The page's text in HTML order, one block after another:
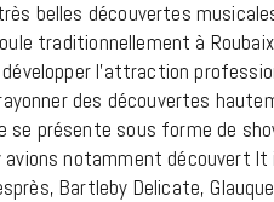
belles découvertes
traditionnellement à
l’attraction
des découvertes
se présente sous forme de
notamment découvert
Bartleby Delicate,